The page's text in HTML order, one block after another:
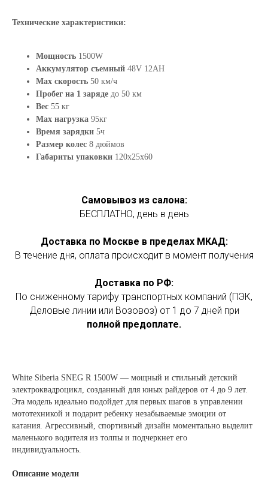
Технические характеристики:
Мощность 1500W
Аккумулятор съемный 48V 12AH
Max скорость 50 км/ч
Пробег на 1 заряде до 50 км
Вес 55 кг
Max нагрузка 95кг
Время зарядки 5ч
Размер колес 8 дюймов
Габариты упаковки 120х25х60
Самовывоз из салона:
БЕСПЛАТНО, день в день
Доставка по Москве в пределах МКАД:
В течение дня, оплата происходит в момент получения
Доставка по РФ:
По сниженному тарифу транспортных компаний (ПЭК,
Деловые линии или Возовоз) от 1 до 7 дней при
полной предоплате.
White Siberia SNEG R 1500W — мощный и стильный детский
электроквадроцикл, созданный для юных райдеров от 4 до 9 лет.
Эта модель идеально подойдет для первых шагов в управлении
мототехникой и подарит ребенку незабываемые эмоции от
катания. Агрессивный, спортивный дизайн моментально выделит
маленького водителя из толпы и подчеркнет его
индивидуальность.
Описание модели